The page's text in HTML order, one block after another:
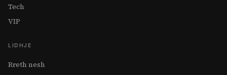
Tech
VIP
LIDHJE
Rreth nesh